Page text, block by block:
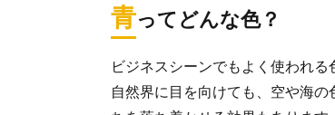
ナス
4.
白
青ってどんな色？
ビジネスシーンでもよく使われる
自然界に目を向けても、空や海